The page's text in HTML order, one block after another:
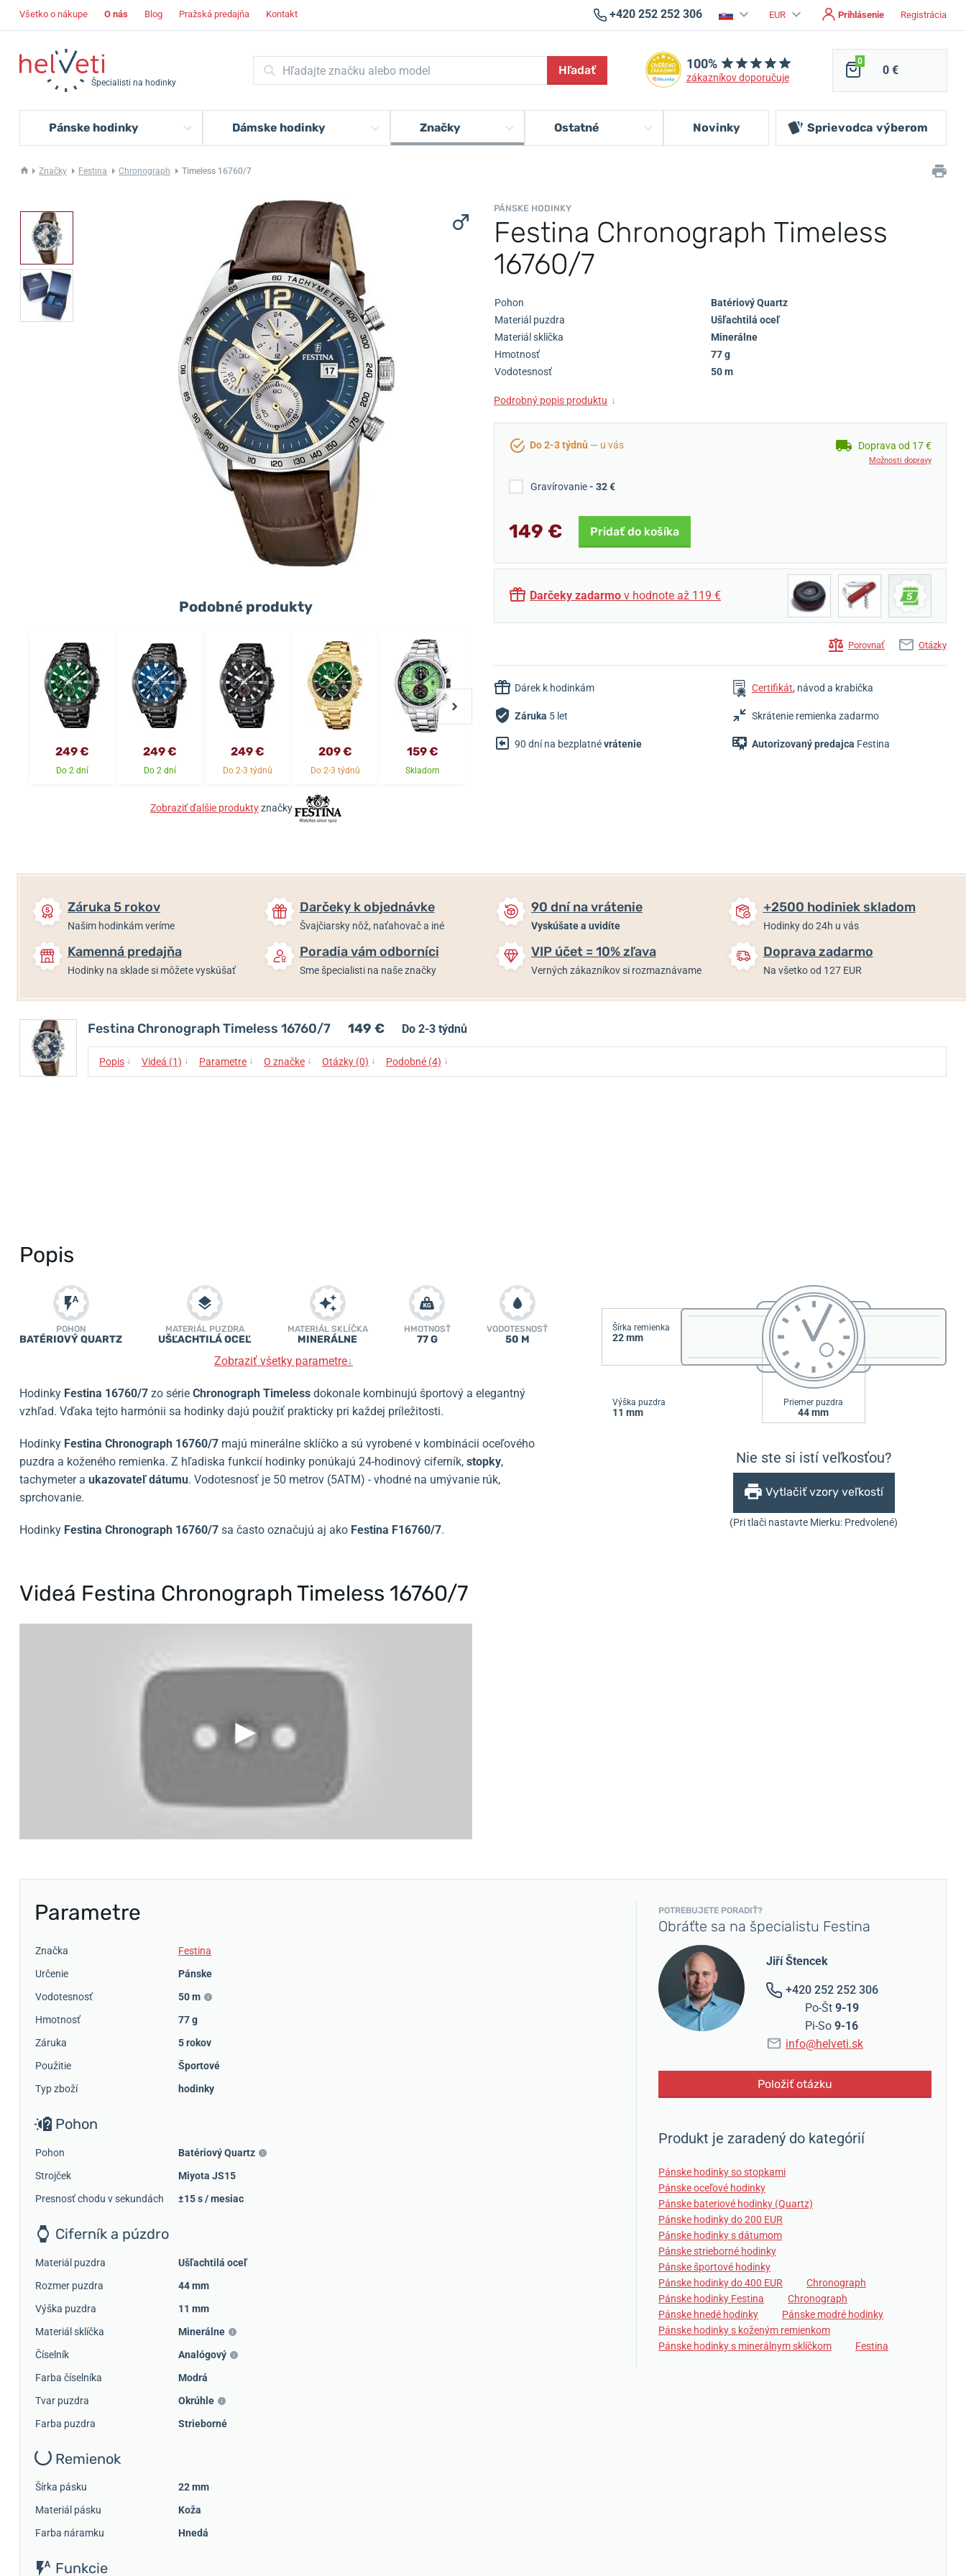
Všetko o nákupe O nás Blog Pražská predajňa Kontakt +420 252 252 306 EUR Prihlásenie Registrácia
Špecialisti na hodinky
Hľadať 100%
zákazníkov doporučuje
0
0 €
Pánske hodinky Dámske hodinky Značky Ostatné Novinky Sprievodca výberom
Značky Festina Chronograph Timeless 16760/7
PÁNSKE HODINKY
Festina Chronograph Timeless
16760/7
Pohon
Batériový Quartz
Materiál puzdra
Ušľachtilá oceľ
Materiál sklíčka
Minerálne
Hmotnosť
77 g
Vodotesnosť
50 m
Podrobný popis produktu ↓
Do 2-3 týdnů — u vás Doprava od 17 €
Možnosti dopravy
Gravírovanie- 32 €
149 € Pridať do košíka
Darčeky zadarmo v hodnote až 119 €
Porovnať Otázky
Dárek k hodinkám Certifikát, návod a krabička
Záruka 5 let Skrátenie remienka zadarmo
90 dní na bezplatnévrátenie Autorizovaný predajca Festina
Podobné produkty
249 €
Do 2 dní
249 €
Do 2 dní
249 €
Do 2-3 týdnů
209 €
Do 2-3 týdnů
159 €
Skladom
169 € 179 € 189 € 159 €
Zobraziť ďalšie produktyznačky
Záruka 5 rokov
Našim hodinkám veríme
Darčeky k objednávke
Švajčiarsky nôž, naťahovač a iné
90 dní na vrátenie
Vyskúšate a uvidíte
+2500 hodiniek skladom
Hodinky do 24h u vás
Kamenná predajňa
Hodinky na sklade si môžete vyskúšať
Poradia vám odborníci
Sme špecialisti na naše značky
VIP účet = 10% zľava
Verných zákazníkov si rozmaznávame
Doprava zadarmo
Na všetko od 127 EUR
Festina Chronograph Timeless 16760/7 149 € Do 2-3 týdnů
Popis ↓ Videá (1) ↓ Parametre ↓ O značke ↓ Otázky (0) ↓ Podobné (4) ↓
Popis
POHON
BATÉRIOVÝ QUARTZ
MATERIÁL PUZDRA
UŠĽACHTILÁ OCEĽ
MATERIÁL SKLÍČKA
MINERÁLNE
HMOTNOSŤ
77 G
VODOTESNOSŤ
50 M
Zobraziť všetky parametre↓
Hodinky Festina 16760/7 zo série Chronograph Timeless dokonale kombinujú športový a elegantný
vzhľad. Vďaka tejto harmónii sa hodinky dajú použiť prakticky pri každej príležitosti.
Hodinky Festina Chronograph 16760/7 majú minerálne sklíčko a sú vyrobené v kombinácii oceľového
puzdra a koženého remienka. Z hľadiska funkcií hodinky ponúkajú 24-hodinový ciferník, stopky,
tachymeter a ukazovateľ dátumu. Vodotesnosť je 50 metrov (5ATM) - vhodné na umývanie rúk,
sprchovanie.
Hodinky Festina Chronograph 16760/7 sa často označujú aj ako Festina F16760/7.
Šírka remienka
22 mm
Výška puzdra
11 mm
Priemer puzdra
44 mm
Nie ste si istí veľkosťou?
Vytlačiť vzory veľkostí
(Pri tlači nastavte Mierku: Predvolené)
Videá Festina Chronograph Timeless 16760/7
Parametre
Značka
Festina
Určenie
Pánske
Vodotesnosť
50 m
Hmotnosť
77 g
Záruka
5 rokov
Použitie
Športové
Typ zboží
hodinky
Pohon
Pohon
Batériový Quartz
Strojček
Miyota JS15
Presnosť chodu v sekundách
±15 s / mesiac
Ciferník a púzdro
Materiál puzdra
Ušľachtilá oceľ
Rozmer puzdra
44 mm
Výška puzdra
11 mm
Materiál sklíčka
Minerálne
Číselník
Analógový
Farba číselníka
Modrá
Tvar puzdra
Okrúhle
Farba puzdra
Strieborné
Remienok
Šírka pásku
22 mm
Materiál pásku
Koža
Farba náramku
Hnedá
Funkcie
POTREBUJETE PORADIŤ?
Obráťte sa na špecialistu Festina
Jiří Štencek
+420 252 252 306
Po-Št 9-19
Pi-So 9-16
info@helveti.sk
Položiť otázku
Produkt je zaradený do kategórií
Pánske hodinky so stopkami
Pánske oceľové hodinky
Pánske bateriové hodinky (Quartz)
Pánske hodinky do 200 EUR
Pánske hodinky s dátumom
Pánske strieborné hodinky
Pánske športové hodinky
Pánske hodinky do 400 EUR
Chronograph
Pánske hodinky Festina
Chronograph
Pánske hnedé hodinky
Pánske modré hodinky
Pánske hodinky s koženým remienkom
Pánske hodinky s minerálnym sklíčkom
Festina